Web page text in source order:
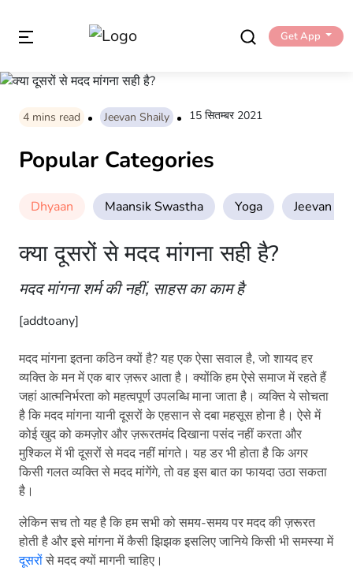
Get App
4 mins read Jeevan Shaily 15 सितम्बर 2021
Popular Categories
Dhyaan Maansik Swastha Yoga Jeevan
क्या दूसरों से मदद मांगना सही है?
मदद मांगना शर्म की नहीं, साहस का काम है
[addtoany]
मदद मांगना इतना कठिन क्यों है? यह एक ऐसा सवाल है, जो शायद हर
व्यक्ति के मन में एक बार ज़रूर आता है। क्योंकि हम ऐसे समाज में रहते हैं
जहां आत्मनिर्भरता को महत्वपूर्ण उपलब्धि माना जाता है। व्यक्ति ये सोचता
है कि मदद मांगना यानी दूसरों के एहसान से दबा महसूस होना है। ऐसे में
कोई खुद को कमज़ोर और ज़रूरतमंद दिखाना पसंद नहीं करता और
मुश्किल में भी दूसरों से मदद नहीं मांगते। यह डर भी होता है कि अगर
किसी गलत व्‍यक्ति से मदद मांगेंगे, तो वह इस बात का फायदा उठा सकता
है।
लेकिन सच तो यह है कि हम सभी को समय-समय पर मदद की ज़रूरत
होती है और इसे मांगना में कैसी झिझक इसलिए जानिये किसी भी समस्या में
दूसरोंसे मदद क्यों मागनी चाहिए।